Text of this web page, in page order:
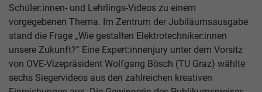
Schüler:innen- und Lehrlings-Videos zu einem
vorgegebenen Thema. Im Zentrum der Jubiläumsausgabe
stand die Frage „Wie gestalten Elektrotechniker:innen
unsere Zukunft?“ Eine Expert:innenjury unter dem Vorsitz
von OVE-Vizepräsident Wolfgang Bösch (TU Graz) wählte
sechs Siegervideos aus den zahlreichen kreativen